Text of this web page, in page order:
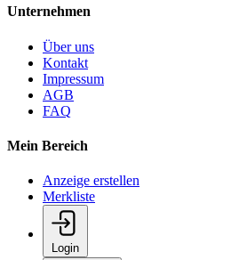
Unternehmen
Über uns
Kontakt
Impressum
AGB
FAQ
Mein Bereich
Anzeige erstellen
Merkliste
Login